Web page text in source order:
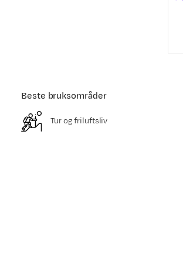
Beste bruksområder
Tur og friluftsliv